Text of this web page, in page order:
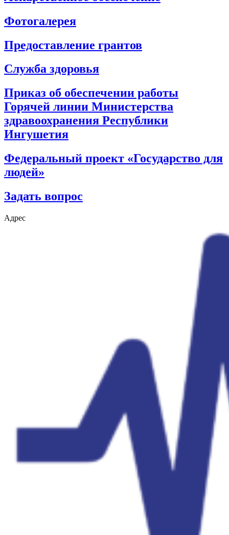
Фотогалерея
Предоставление грантов
Служба здоровья
Приказ об обеспечении работы
Горячей линии Министерства
здравоохранения Республики
Ингушетия
Федеральный проект «Государство для
людей»
Задать вопрос
Адрес